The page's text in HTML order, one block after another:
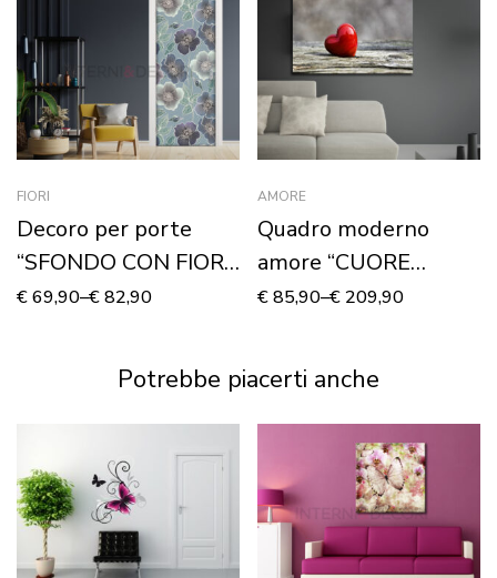
FIORI
Decoro per porte
“SFONDO CON FIORI
STILIZZATI”
€69,90–€82,90
AMORE
Quadro moderno
amore “CUORE
ROSSO DI SAN
Stampa su tela
€85,90–€ 209,90
Potrebbe piacerti anche